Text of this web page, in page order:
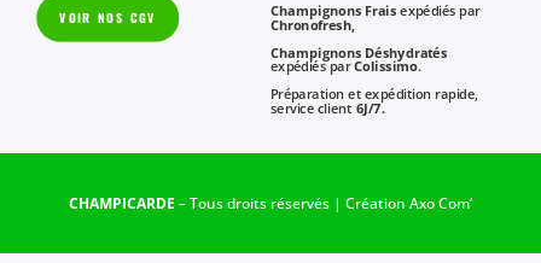
VOIR NOS CGV
Champignons Fraisexpédiés par
Chronofresh,
Champignons Déshydratés
expédiés parColissimo.
Préparation et expédition rapide,
service client 6J/7.
CHAMPICARDE – Tous droits réservés | Création Axo Com’